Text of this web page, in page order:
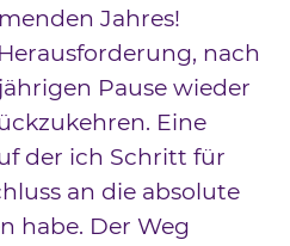
Jahres!
nach
Pause wieder
Eine
der ich Schritt für
an die absolute
habe. Der Weg